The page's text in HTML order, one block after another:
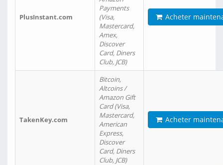
PlusInstant.com
Payments
(Visa,
Mastercard,
Amex,
Discover
Card, Diners
Club, JCB)
Acheter
TakenKey.com
Bitcoin,
Altcoins /
Amazon Gift
Card (Visa,
Mastercard,
American
Express,
Discover
Card, Diners
Club, JCB)
Acheter